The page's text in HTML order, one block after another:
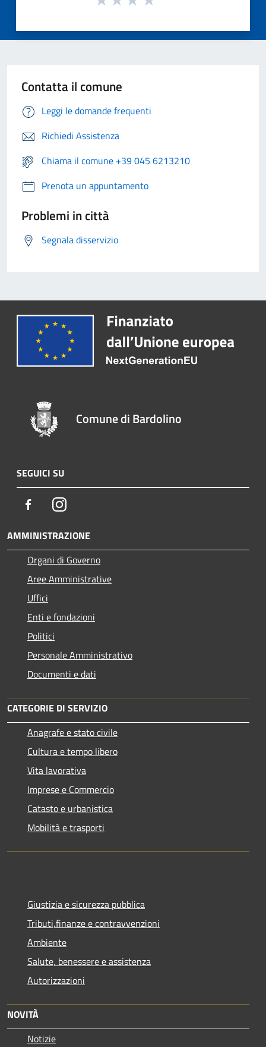
Contatta il comune
Leggi le domande frequenti
Richiedi Assistenza
Chiama il comune +39 045 6213210
Prenota un appuntamento
Problemi in città
Segnala disservizio
Comune di Bardolino
SEGUICI SU
FacebookInstagram
AMMINISTRAZIONE
Organi di Governo
Aree Amministrative
Uffici
Enti e fondazioni
Politici
Personale Amministrativo
Documenti e dati
CATEGORIE DI SERVIZIO
Anagrafe e stato civile
Cultura e tempo libero
Vita lavorativa
Imprese e Commercio
Catasto e urbanistica
Mobilità e trasporti
Giustizia e sicurezza pubblica
Tributi,finanze e contravvenzioni
Ambiente
Salute, benessere e assistenza
Autorizzazioni
NOVITÀ
Notizie